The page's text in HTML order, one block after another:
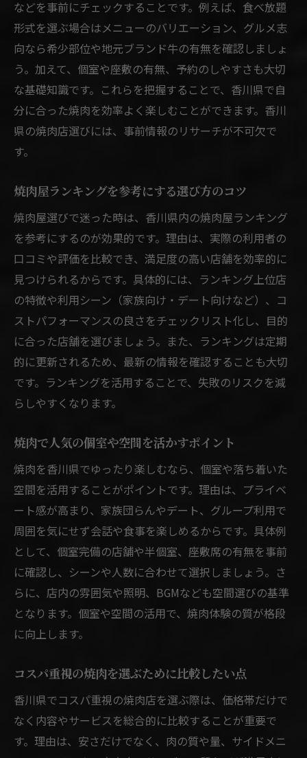
コスパ重視焼肉ならではのおすすめサービ
ス
個室利用も叶う香川県焼肉の楽しみ方
焼肉で個室を活用して香川県の魅力を堪能
焼肉香川県で落ち着いた空間を楽しむコツ
焼肉デートや家族利用に最適な個室の選び
喫
焼肉店で個室を予約するポイントを解説
焼肉食べ放題を香川県で満喫するコツ
焼肉食べ放題を香川県で満喫するための基
本
焼肉香川県で食べ放題の人気店を探すポイ
ント
焼肉食べ放題でコスパを最大化する注文術
焼肉食べ放題ランチの魅力と楽しみ方を解
比較
デートや家族に最適な焼肉空間を探す
焼肉デートに香川県でおすすめの空間選び
家族で焼肉を楽しむための雰囲気重視ポイ
ント
焼肉香川県で落ち着いた店内を選ぶコツと
は
焼肉個室デートを叶えるために確認したい
条件
焼肉空間の工夫でデートや家族団らんを演
などを事前にチェックすることです。例えば、食べ放題
形式を選ぶ場合はメニューのバリエーション、グルメ志
向なら希少部位や地元ブランド牛の有無を確認しましょ
う。加えて、個室や座敷の有無、予約のしやすさも大切
な基礎知識です。これらを把握することで、香川県で自
分に合った焼肉を効率よく楽しむことができます。香川
県の焼肉店選びには、事前情報のリサーチが不可欠で
す。
焼肉屋ランキングを参考にする選び方のコツ
焼肉屋選びで迷った時は、香川県内の焼肉屋ランキング
を参考にするのが効果的です。理由は、実際の利用者の
口コミや評価を比較でき、満足度の高い店舗を効率的に
見つけられるからです。具体的には、ランキング上位店
の特徴や利用シーン（家族向け・デート向けなど）、コ
ストパフォーマンスの良さをチェックリスト化し、目的
に合った店舗を選びましょう。また、ランキングは定期
的に更新されるため、最新の情報を確認することも大切
です。ランキングを活用することで、失敗のリスクを減
らしやすくなります。
焼肉で人気の個室や空間を活かすポイント
焼肉を香川県でゆったり楽しむなら、個室や落ち着いた
空間を活用することがポイントです。理由は、プライベ
ート感が高まり、家族団らんやデート、グループ利用で
周囲を気にせず会話や食事を楽しめるからです。具体例
として、個室完備の店舗や半個室、座敷席の有無を事前
に確認し、シーンや人数に合わせて選択しましょう。さ
らに、店内の雰囲気や照明、BGMなども空間選びの基準
となります。個室や空間の活用で、焼肉体験の質が格段
に向上します。
コスパ重視の焼肉を選ぶために比較したい点
香川県でコスパ重視の焼肉店を選ぶ際は、価格帯だけで
なく内容やサービスを総合的に比較することが重要で
す。理由は、安さだけでなく、肉の質や量、サイドメニ